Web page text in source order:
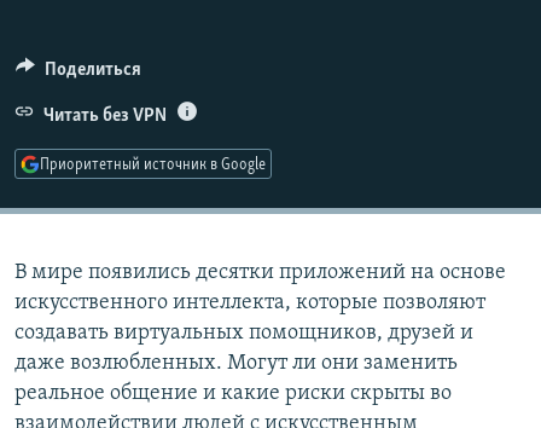
Поделиться
Читать без VPN
Приоритетный источник в Google
В мире появились десятки приложений на основе
искусственного интеллекта, которые позволяют
создавать виртуальных помощников, друзей и
даже возлюбленных. Могут ли они заменить
реальное общение и какие риски скрыты во